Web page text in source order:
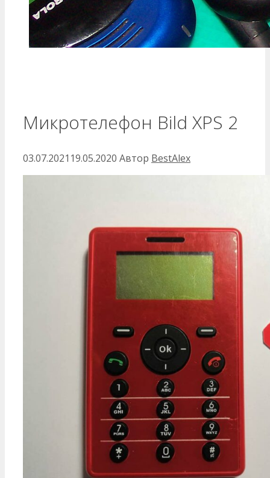
Микротелефон Bild XPS 2
03.07.2021 19.05.2020 Автор BestAlex